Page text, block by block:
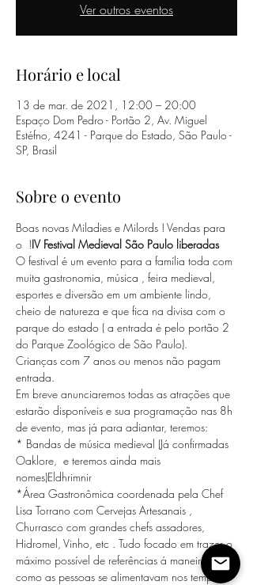
Ver outros eventos
Horário e local
13 de mar. de 2021, 12:00 – 20:00
Espaço Dom Pedro - Portão 2, Av. Miguel
Estéfno, 4241 - Parque do Estado, São Paulo -
SP, Brasil
Sobre o evento
Boas novas Miladies e Milords ! Vendas para
o !IV Festival Medieval São Paulo liberadas
O festival é um evento para a família toda com
muita gastronomia, música , feira medieval,
esportes e diversão em um ambiente lindo,
cheio de natureza e que fica na divisa com o
parque do estado ( a entrada é pelo portão 2
do Parque Zoológico de São Paulo).
Crianças com 7 anos ou menos não pagam
entrada.
Em breve anunciaremos todas as atrações que
estarão disponíveis e sua programação nas 8h
de evento, mas já para adiantar, teremos:
* Bandas de música medieval (Já confirmadas
Oaklore, e teremos ainda mais
nomes)Eldhrimnir
*Área Gastronômica coordenada pela Chef
Lisa Torrano com Cervejas Artesanais ,
Churrasco com grandes chefs assadores,
Hidromel, Vinho, etc . Tudo focado em trazer o
máximo possível de referências á maneira
como as pessoas se alimentavam nos tempos